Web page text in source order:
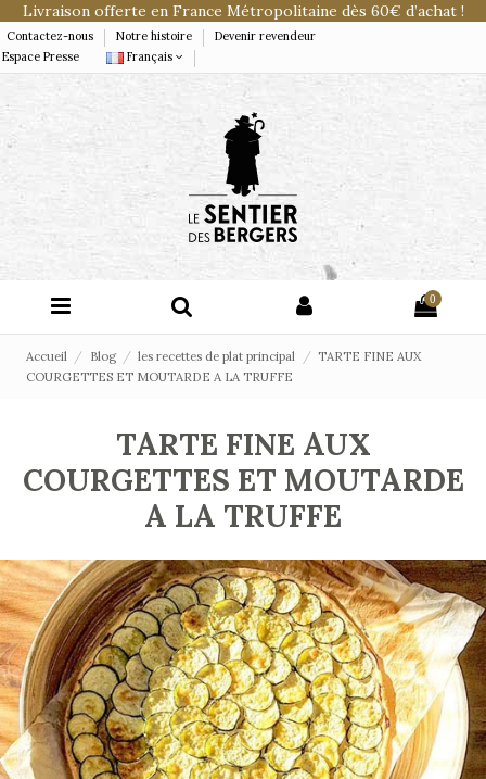
Livraison offerte en France Métropolitaine dès 60€ d’achat !
Contactez-nous Notre histoire
Devenir revendeur
Espace Presse
Français
0
Accueil Blog les recettes de plat principal
TARTE FINE AUX
COURGETTES ET MOUTARDE A LA TRUFFE
TARTE FINE AUX
COURGETTES ET MOUTARDE
A LA TRUFFE